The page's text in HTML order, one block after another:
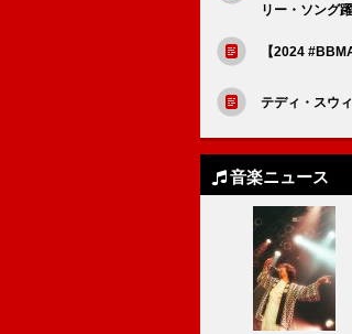
リー・ソング
【2024
テディ・スウ
音楽ニュース